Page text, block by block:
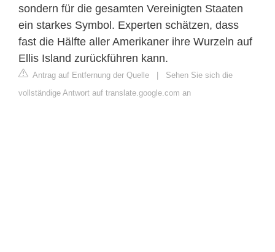
sondern für die gesamten Vereinigten Staaten
ein starkes Symbol. Experten schätzen, dass
fast die Hälfte aller Amerikaner ihre Wurzeln auf
Ellis Island zurückführen kann.
Antrag auf Entfernung der Quelle | Sehen Sie sich die
vollständige Antwort auf translate.google.com an